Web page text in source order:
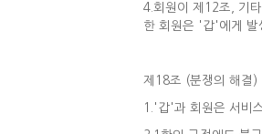
4.회원이 제12조, 기
한 회원은 '갑'에게 발
제18조 (분쟁의 해결)
1.'갑'과 회원은 서비